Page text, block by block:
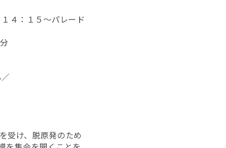
：１５～パレード
受け、脱原発のため